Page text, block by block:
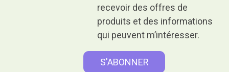
recevoir des offres de
produits et des informations
qui peuvent m’intéresser.